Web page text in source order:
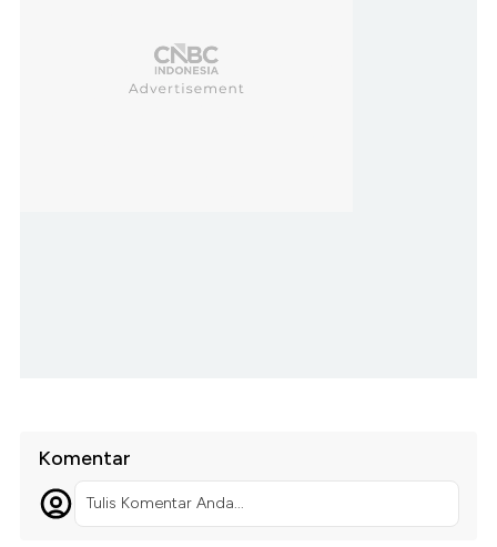
Komentar
Tulis Komentar Anda...